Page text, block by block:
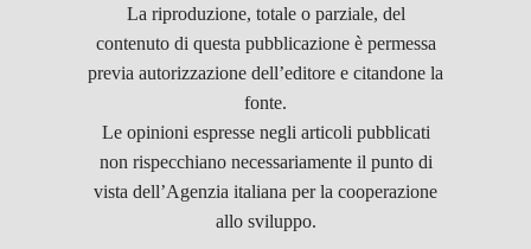
La riproduzione, totale o parziale, del
contenuto di questa pubblicazione è permessa
previa autorizzazione dell’editore e citandone la
fonte.
Le opinioni espresse negli articoli pubblicati
non rispecchiano necessariamente il punto di
vista dell’Agenzia italiana per la cooperazione
allo sviluppo.